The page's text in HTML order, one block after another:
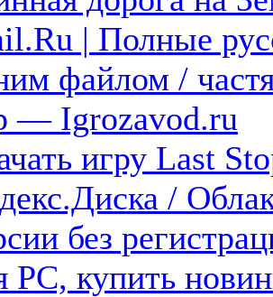
| Полные
файлом /
— Igrozavod.ru
игру Last
/
без
PC, купить